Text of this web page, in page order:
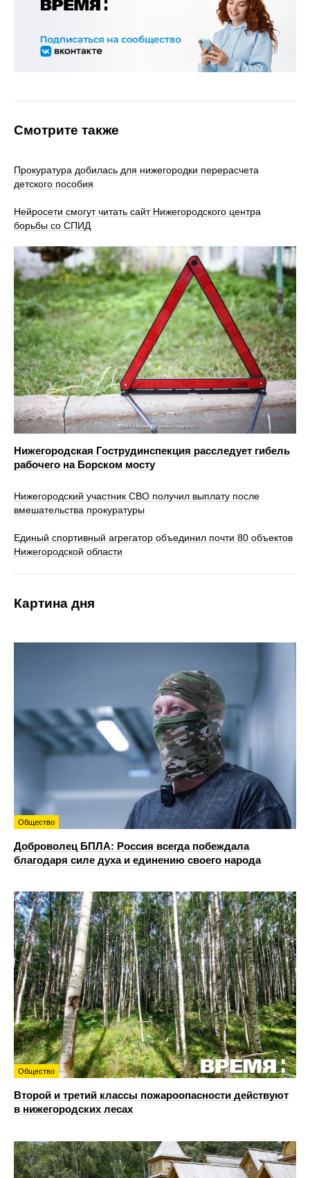
Смотрите также
Прокуратура добилась для нижегородки перерасчета
детского пособия
Нейросети смогут читать сайт Нижегородского центра
борьбы со СПИД
Нижегородская Гострудинспекция расследует гибель
рабочего на Борском мосту
Нижегородский участник СВО получил выплату после
вмешательства прокуратуры
Единый спортивный агрегатор объединил почти 80 объектов
Нижегородской области
Картина дня
Общество
Доброволец БПЛА: Россия всегда побеждала
благодаря силе духа и единению своего народа
Общество
Второй и третий классы пожароопасности действуют
в нижегородских лесах